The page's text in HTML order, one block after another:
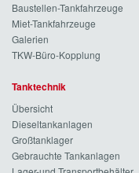
Baustellen-Tankfahrzeuge
Miet-Tankfahrzeuge
Galerien
TKW-Büro-Kopplung
Tanktechnik
Übersicht
Dieseltankanlagen
Großtanklager
Gebrauchte Tankanlagen